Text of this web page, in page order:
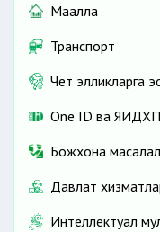
Маҳалла
Транспорт
Чет элликларга
One ID ва ЯИДХП
Божхона
Давлат
Интеллектуал